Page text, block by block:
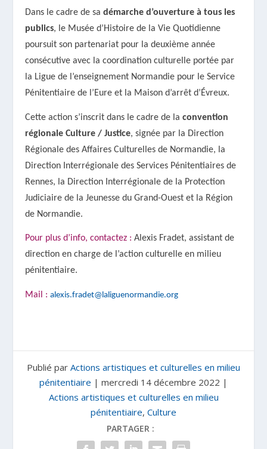
Dans le cadre de sadémarche d’ouverture à tous les
publics, le Musée d’Histoire de la Vie Quotidienne
poursuit son partenariat pour la deuxième année
consécutive avec la coordination culturelle portée par
la Ligue de l’enseignement Normandie pour le Service
Pénitentiaire de l’Eure et la Maison d’arrêt d’Évreux.
Cette action s’inscrit dans le cadre de laconvention
régionale Culture / Justice, signée par la Direction
Régionale des Affaires Culturelles de Normandie, la
Direction Interrégionale des Services Pénitentiaires de
Rennes, la Direction Interrégionale de la Protection
Judiciaire de la Jeunesse du Grand-Ouest et la Région
de Normandie.
Pour plus d’info, contactez : Alexis Fradet,assistant de
direction en charge de l’action culturelle en milieu
pénitentiaire.
Mail : alexis.fradet@laliguenormandie.org
Publié par Actions artistiques et culturelles en milieu
pénitentiaire | mercredi 14 décembre 2022 |
Actions artistiques et culturelles en milieu
pénitentiaire, Culture
PARTAGER :